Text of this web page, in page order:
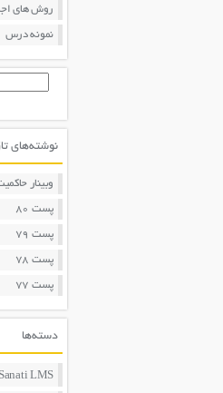
روش های
نمونه درس
جستجو
نوشته‌های
وبینار
پست 80
پست 79
پست 78
پست 77
دسته‌ها
Sanati LMS